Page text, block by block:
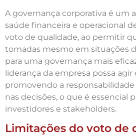
A governança corporativa é um
saúde financeira e operacional
voto de qualidade, ao permitir
tomadas mesmo em situações
para uma governança mais
liderança da empresa possa agir
promovendo a responsabilidade
nas decisões, o que é essencial
investidores e stakeholders.
Limitações do voto de